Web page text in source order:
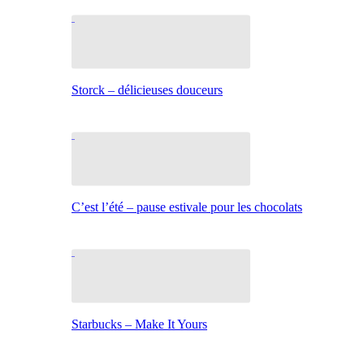
Storck – délicieuses douceurs
C’est l’été – pause estivale pour les chocolats
Starbucks – Make It Yours